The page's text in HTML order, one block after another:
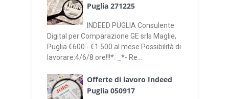
Puglia 271225
INDEED PUGLIA Consulente
Digital per Comparazione GE srls Maglie,
Puglia €600 - €1.500 al mese Possibilità di
lavorare:4/6/8 ore!!!*. _*- Re...
Offerte di lavoro Indeed
Puglia 050917